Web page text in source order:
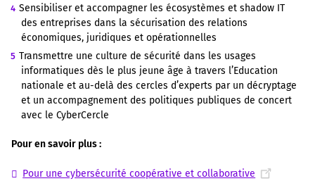
Sensibiliser et accompagner les écosystèmes et shadow IT
des entreprises dans la sécurisation des relations
économiques, juridiques et opérationnelles
Transmettre une culture de sécurité dans les usages
informatiques dès le plus jeune âge à travers l’Education
nationale et au-delà des cercles d’experts par un décryptage
et un accompagnement des politiques publiques de concert
avec le CyberCercle
Pour en savoir plus :
Pour une cybersécurité coopérative et collaborative